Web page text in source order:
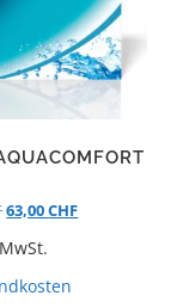
63,00CHF